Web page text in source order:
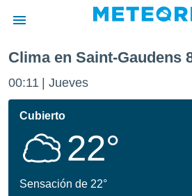
de
ha sido
que se
calidad.
a este
Clima en Saint-Gaudens
00:11 Jueves
Cubierto
22°
Sensación de 22°